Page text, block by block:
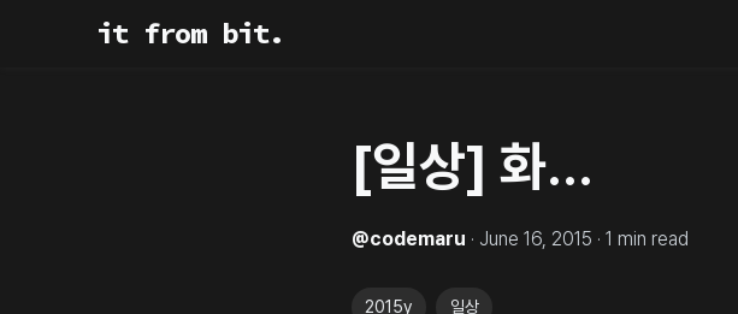
it from bit.
[일상] 화…
@codemaru · June 16, 2015 · 1 min read
2015y 일상